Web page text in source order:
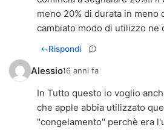
meno 20% di durata in meno
cambiato modo di utilizzo ne
Rispondi
Alessio16 anni fa
In Tutto questo io voglio
che apple abbia utilizzato
"congelamento" perchè era